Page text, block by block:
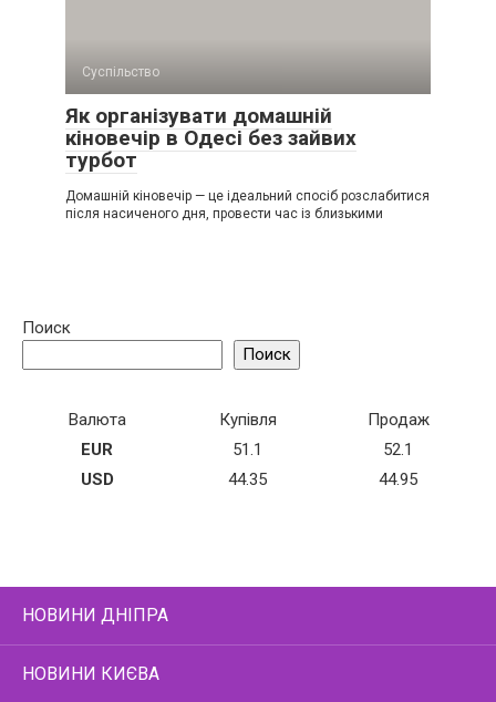
Суспільство
Як організувати домашній
кіновечір в Одесі без зайвих
турбот
Домашній кіновечір — це ідеальний спосіб розслабитися
після насиченого дня, провести час із близькими
Поиск
Поиск
Валюта Купівля
Продаж
EUR
51.1
52.1
USD
44.35 44.95
НОВИНИ ДНІПРА
НОВИНИ КИЄВА